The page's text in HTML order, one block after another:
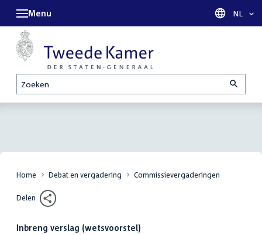
Zoeken
Menu Taal
NL
Home Debat en vergadering Commissievergaderingen
Delen
Inbreng verslag (wetsvoorstel)